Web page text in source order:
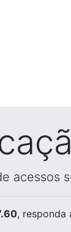
acessos
, responda